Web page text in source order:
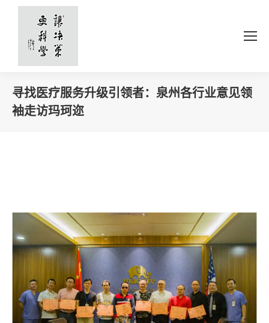
寻找医疗服务升级引领者：泉州各行业意见领
袖走访玛珂迩